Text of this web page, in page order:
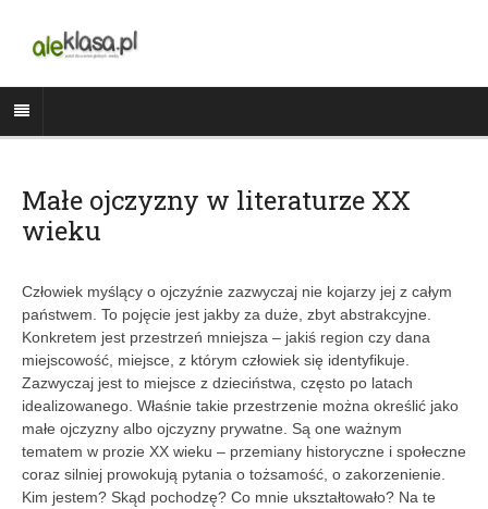
Małe ojczyzny w literaturze XX
wieku
Człowiek myślący o ojczyźnie zazwyczaj nie kojarzy jej z całym
państwem. To pojęcie jest jakby za duże, zbyt abstrakcyjne.
Konkretem jest przestrzeń mniejsza – jakiś region czy dana
miejscowość, miejsce, z którym człowiek się identyfikuje.
Zazwyczaj jest to miejsce z dzieciństwa, często po latach
idealizowanego. Właśnie takie przestrzenie można określić jako
małe ojczyzny albo ojczyzny prywatne. Są one ważnym
tematem w prozie XX wieku – przemiany historyczne i społeczne
coraz silniej prowokują pytania o tożsamość, o zakorzenienie.
Kim jestem? Skąd pochodzę? Co mnie ukształtowało? Na te